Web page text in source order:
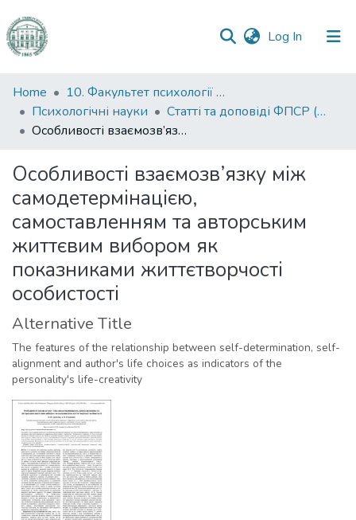
Log In (current)
Communities
&
Collections
Statistics
Home
10. Факультет психології та соціальної роботи
Психологічні науки
Статті та доповіді ФПСР (Психологічні науки)
Особливості взаємозв’язку між самодетермінацією, самоставленням та авторським життєвим вибором як показниками життєтворчості особистості
Особливості взаємозв’язку між
самодетермінацією,
самоставленням та авторським
життєвим вибором як
показниками життєтворчості
особистості
Alternative Title
The features of the relationship between self-determination, self-
alignment and author's life choices as indicators of the
personality's life-creativity